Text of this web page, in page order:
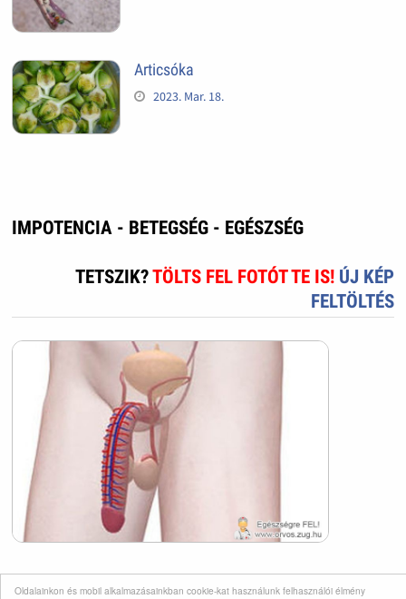
Oldalainkon és mobil alkalmazásainkban cookie-kat használunk felhasználói élmény
Articsóka
2023. Mar. 18.
IMPOTENCIA - BETEGSÉG - EGÉSZSÉG
TETSZIK?TÖLTS FEL FOTÓT TE IS! ÚJ KÉP
FELTÖLTÉS